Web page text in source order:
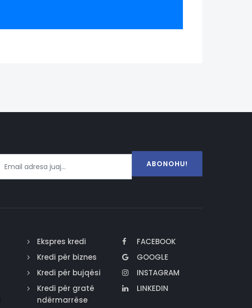
ABONOHU!
Ekspres kredi
Kredi për biznes
Kredi për bujqësi
Kredi për gratë
ndërmarrëse
FACEBOOK
GOOGLE
INSTAGRAM
LINKEDIN